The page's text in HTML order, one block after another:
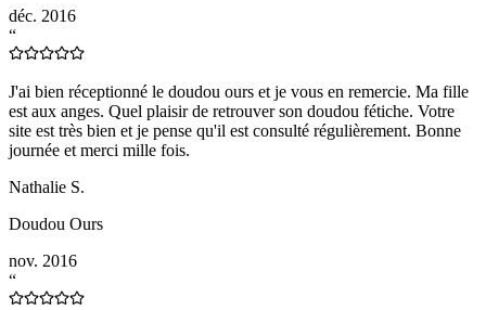
déc. 2016
“
J'ai bien réceptionné le doudou ours et je vous en remercie. Ma fille
est aux anges. Quel plaisir de retrouver son doudou fétiche. Votre
site est très bien et je pense qu'il est consulté régulièrement. Bonne
journée et merci mille fois.
Nathalie S.
Doudou Ours
nov. 2016
“